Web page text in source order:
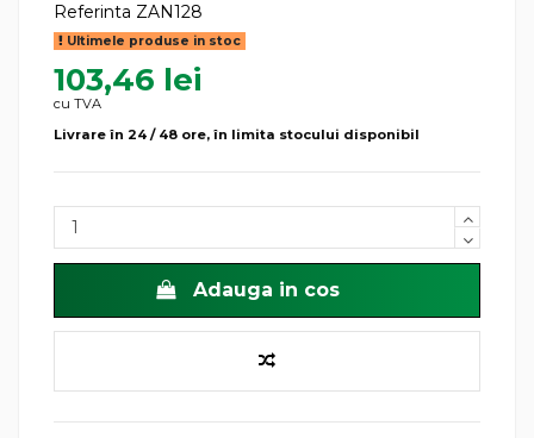
Referinta ZAN128
Ultimele produse in stoc
103,46 lei
cu TVA
Livrare în 24 / 48 ore, în limita stocului disponibil
Adauga in cos